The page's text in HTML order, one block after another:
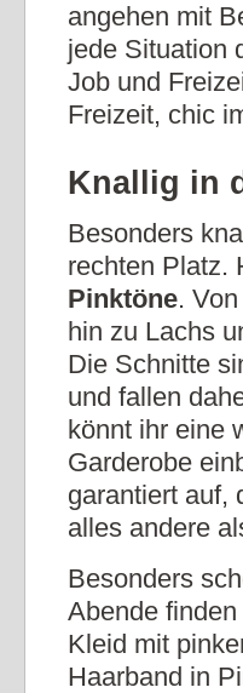
angehen mit
jede Situation
Job und
Freizeit, chic
Knallig in
Besonders
rechten Platz.
Pinktöne.
hin zu Lachs
Die Schnitte
und fallen
könnt ihr eine
Garderobe
garantiert auf,
alles andere
Besonders
Abende
Kleid mit
Haarband in